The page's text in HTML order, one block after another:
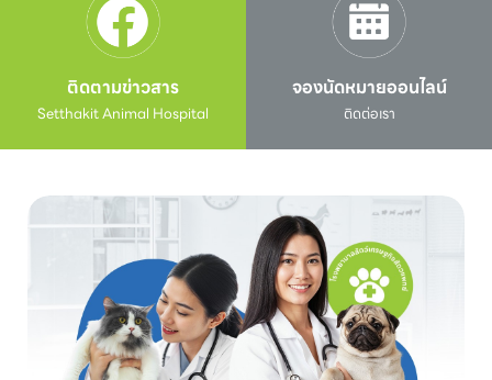
ติดตามข่าวสาร
Setthakit Animal Hospital
จองนัดหมายออนไลน์
ติดต่อเรา